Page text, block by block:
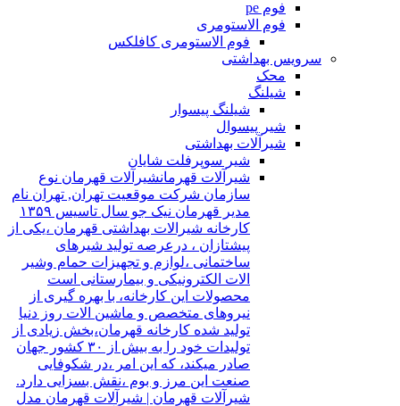
فوم pe
فوم الاستومری
فوم الاستومری کافلکس
سرویس بهداشتی
محک
شیلنگ
شیلنگ پیسوار
شیر پیسوال
شیرآلات بهداشتی
شیر سوپرفلت شایان
شیرآلات قهرمانشیرآلات قهرمان نوع
سازمان شرکت موقعیت تهران, تهران نام
مدیر قهرمان نیک جو سال تاسیس ۱۳۵۹
کارخانه شیرالات بهداشتی قهرمان ،یکی از
پیشتازان ، درعرصه تولید شیرهای
ساختمانی ،لوازم و تجهیزات حمام وشیر
الات الکترونیکی و بیمارستانی است
محصولات این کارخانه، با بهره گیری از
نیروهای متخصص و ماشین الات روز دنیا
تولید شده کارخانه قهرمان،بخش زیادی از
تولیدات خود را به بیش از ۳۰ کشور جهان
صادر میکند، که این امر ،در شکوفایی
صنعت این مرز و بوم ،نقش بسزایی دارد.
شیرآلات قهرمان | شیرآلات قهرمان مدل